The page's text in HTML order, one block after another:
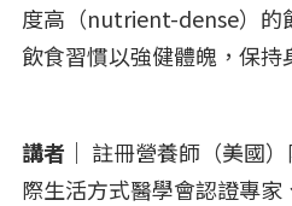
度高（nutrient-dense）的
飲食習慣以強健體魄，保持
講者｜ 註冊營養師（美國
際生活方式醫學會認證專